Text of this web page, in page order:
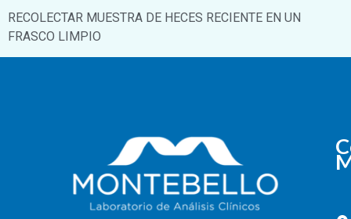
RECOLECTAR MUESTRA DE HECES RECIENTE EN UN
FRASCO LIMPIO